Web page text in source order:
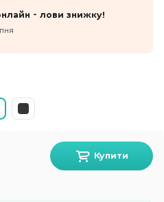
- лови знижку!
Купити